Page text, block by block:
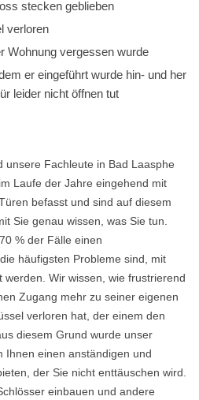
stecken geblieben
verloren
Wohnung vergessen wurde
er eingeführt wurde hin- und her
leider nicht öffnen tut
unsere Fachleute in Bad Laasphe
Laufe der Jahre eingehend mit
befasst und sind auf diesem
Sie genau wissen, was Sie tun.
% der Fälle einen
häufigsten Probleme sind, mit
Wir wissen, wie frustrierend
Zugang mehr zu seiner eigenen
verloren hat, der einem den
diesem Grund wurde unser
Ihnen einen anständigen und
der Sie nicht enttäuschen wird.
einbauen und andere